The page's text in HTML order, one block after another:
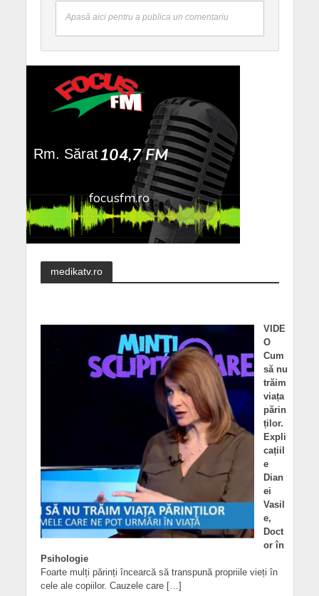
Apasă aici pentru a publica un comentariu
medikatv.ro
VIDE
O
Cum
să nu
trăim
viața
părin
ților.
Expli
cațiil
e
Dian
ei
Vasil
e,
Doct
or în
Psihologie
Foarte mulți părinți încearcă să transpună propriile vieți în
cele ale copiilor. Cauzele care […]